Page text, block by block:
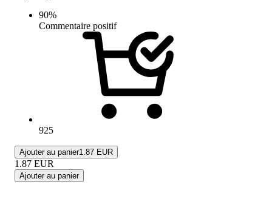
90%
Commentaire positif
925
Ajouter au panier1.87 EUR
1.87 EUR
Ajouter au panier